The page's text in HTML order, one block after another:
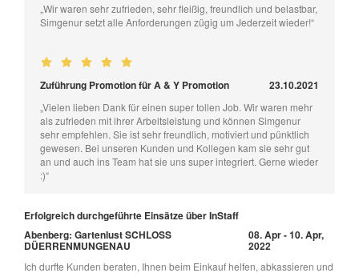
„Wir waren sehr zufrieden, sehr fleißig, freundlich und belastbar,
Simgenur setzt alle Anforderungen zügig um Jederzeit wieder!“
Zuführung Promotion für A & Y Promotion 23.10.2021
„Vielen lieben Dank für einen super tollen Job. Wir waren mehr
als zufrieden mit ihrer Arbeitsleistung und können Simgenur
sehr empfehlen. Sie ist sehr freundlich, motiviert und pünktlich
gewesen. Bei unseren Kunden und Kollegen kam sie sehr gut
an und auch ins Team hat sie uns super integriert. Gerne wieder
:)“
Erfolgreich durchgeführte Einsätze über InStaff
Abenberg: Gartenlust SCHLOSS
DÜERRENMUNGENAU
08. Apr - 10. Apr,
2022
Ich durfte Kunden beraten, Ihnen beim Einkauf helfen, abkassieren und